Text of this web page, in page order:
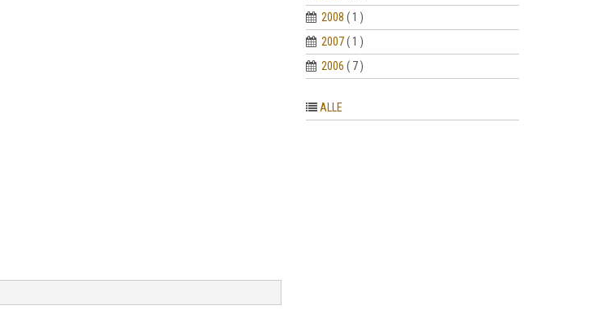
2008 ( 1 )
2007 ( 1 )
2006 ( 7 )
ALLE